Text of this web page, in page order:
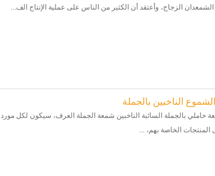
الزجاج، وأعتقد أن الكثير من الناس على عملية الإنتاج الف...
الناخبين بالجملة
حاملي بالجملة السائبة الناخبين شمعة الجملة العرف، سيكون لكل مورد
الخاصة بهم، ...